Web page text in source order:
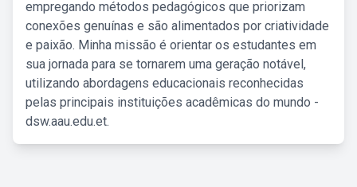
empregando métodos pedagógicos que priorizam
conexões genuínas e são alimentados por criatividade
e paixão. Minha missão é orientar os estudantes em
sua jornada para se tornarem uma geração notável,
utilizando abordagens educacionais reconhecidas
pelas principais instituições acadêmicas do mundo -
dsw.aau.edu.et.